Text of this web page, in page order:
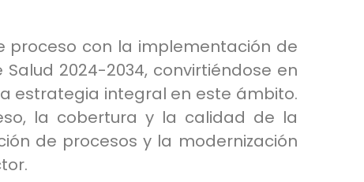
proceso con la implementación de
2024-2034, convirtiéndose en
estrategia integral en este ámbito.
la cobertura y la calidad de la
de procesos y la modernización